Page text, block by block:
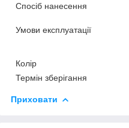
Спосіб нанесення
Умови експлуатації
Колір
Термін зберігання
Приховати